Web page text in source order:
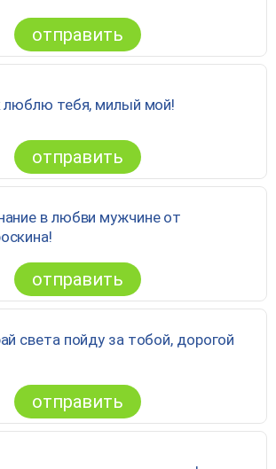
отправить
люблю тебя, милый мой!
отправить
в любви мужчине от
отправить
света пойду за тобой, дорогой
отправить